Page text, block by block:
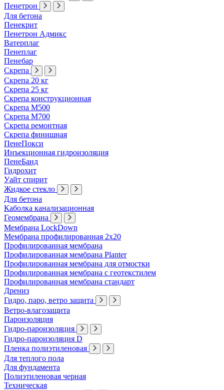
Пенетрон
Для бетона
Пенекрит
Пенетрон Адмикс
Ватерплаг
Пенеплаг
Пенебар
Скрепа
Скрепа 20 кг
Скрепа 25 кг
Скрепа конструкционная
Скрепа М500
Скрепа М700
Скрепа ремонтная
Скрепа финишная
ПенеПокси
Инъекционная гидроизоляция
ПенеБанд
Гидрохит
Уайт спирит
Жидкое стекло
Для бетона
Каболка канализационная
Геомембрана
Мембрана LockDown
Мембрана профилированная 2х20
Профилированная мембрана
Профилированная мембрана Planter
Профилированная мембрана для отмостки
Профилированная мембрана с геотекстилем
Профилированная мембрана стандарт
Дрениз
Гидро, паро, ветро защита
Ветро-влагозащита
Пароизоляция
Гидро-пароизоляция
Гидро-пароизоляция D
Пленка полиэтиленовая
Для теплого пола
Для фундамента
Полиэтиленовая черная
Техническая